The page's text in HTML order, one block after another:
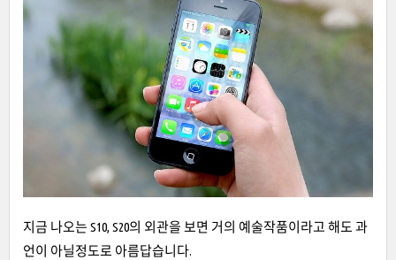
지금 나오는 S10, S20의 외관을 보면 거의 예술작품이라고 해도 과
언이 아닐정도로 아름답습니다.